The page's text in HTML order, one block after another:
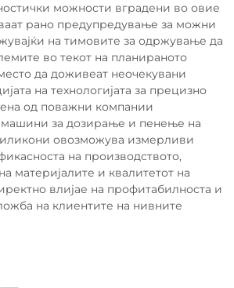
можности вградени во овие
рано предупредување за можни
на тимовите за одржување да
во текот на планираното
да доживеат неочекувани
на технологијата за прецизно
од поважни компании
машини за дозирање и пенење на
овозможува измерливи
на производството,
материјалите и квалитетот на
влијае на профитабилноста и
на клиентите на нивните